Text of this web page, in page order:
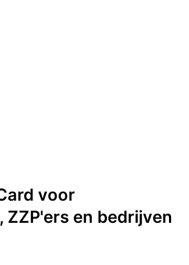
voor
ZZP'ers en bedrijven